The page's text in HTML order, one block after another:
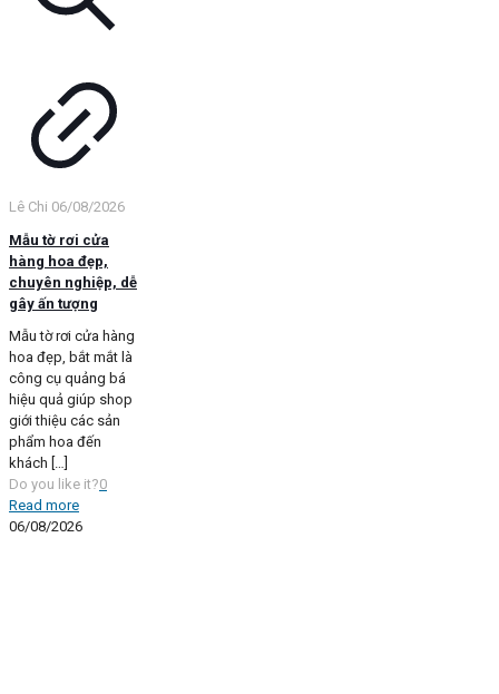
Lê Chi 06/08/2026
Mẫu tờ rơi cửa
hàng hoa đẹp,
chuyên nghiệp, dễ
gây ấn tượng
Mẫu tờ rơi cửa hàng
hoa đẹp, bắt mắt là
công cụ quảng bá
hiệu quả giúp shop
giới thiệu các sản
phẩm hoa đến
khách […]
Do you like it?0
Read more
06/08/2026